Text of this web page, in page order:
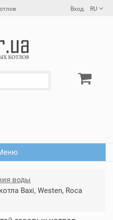
Вход RU
воды
Baxi, Westen, Roca